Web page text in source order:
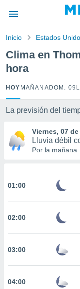
ha sido
para
que se
calidad.
a este
las
y
forma
basada
permite
coste.
botón
ACEPTAR
Inicio Estados
Clima en
hora
HOY MAÑANA DOM. 09
La previsión del
Viernes, 07
Lluvia débil
Por la mañana
01:00
02:00
03:00
04:00